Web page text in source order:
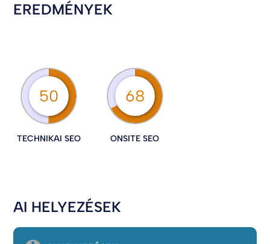
EREDMÉNYEK
50
TECHNIKAI SEO
68
ONSITE SEO
AI HELYEZÉSEK